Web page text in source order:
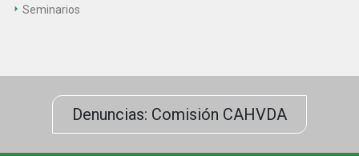
Seminarios
Denuncias: Comisión CAHVDA